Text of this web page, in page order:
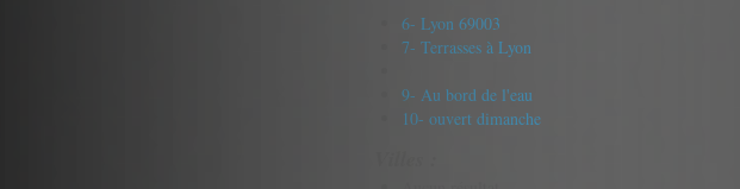
6- Lyon 69003
7- Terrasses à Lyon
9- Au bord de l'eau
10- ouvert dimanche